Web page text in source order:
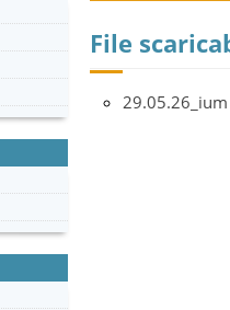
File
29.05.26_ium